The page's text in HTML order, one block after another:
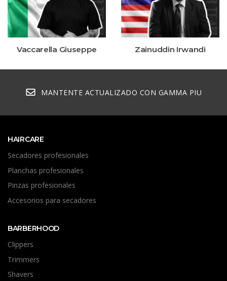
Vaccarella Giuseppe Zainuddin Irwandi
MANTENTE ACTUALIZADO CON GAMMA PIU
HAIRCARE
Secadores profesionales
Planchas profesionales
Pinzas profesionales
Accesorios para secadores
BARBERHOOD
Clippers
Trimmers
Shavers